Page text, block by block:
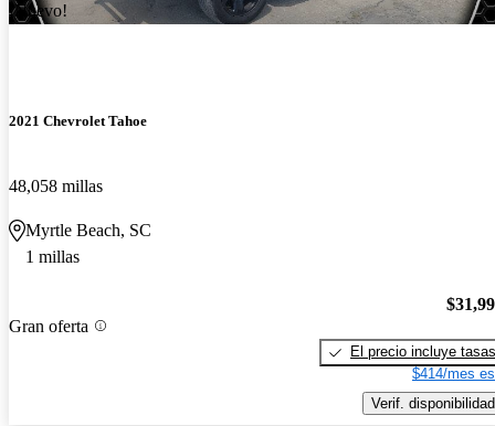
¡Nuevo!
2021 Chevrolet Tahoe
48,058 millas
Myrtle Beach, SC
1 millas
Gran oferta
El precio incluye tasas
$414/mes
Verif. disponibilidad